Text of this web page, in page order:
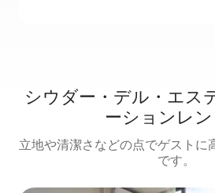
シウダー・デル・エス
ーションレ
立地や清潔さなどの点でゲストに
です。